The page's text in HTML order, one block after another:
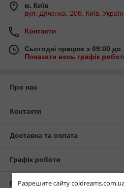
Разрешите сайту
м. Київ
вул. Дяченка, 20б, Київ,
Контакти
Сьогодні працює з 09:00 до
Показати весь графік
Про нас
Контакти
Доставка та оплата
Графік роботи
Повна версія сайту